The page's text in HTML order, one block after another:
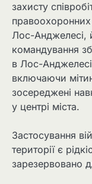
захисту
Лос-Анджелесі,
командування
в Лос-Анджелесі
включаючи
зосереджені
у центрі міста.
Застосування
території є
зарезервовано